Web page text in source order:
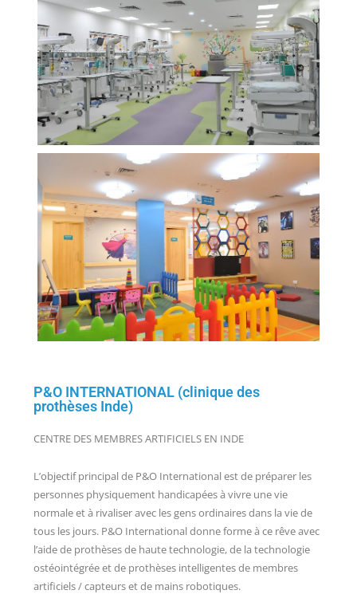
P&O INTERNATIONAL (clinique des
prothèses Inde)
CENTRE DES MEMBRES ARTIFICIELS EN INDE
L’objectif principal de P&O International est de préparer les
personnes physiquement handicapées à vivre une vie
normale et à rivaliser avec les gens ordinaires dans la vie de
tous les jours. P&O International donne forme à ce rêve avec
l’aide de prothèses de haute technologie, de la technologie
ostéointégrée et de prothèses intelligentes de membres
artificiels / capteurs et de mains robotiques.